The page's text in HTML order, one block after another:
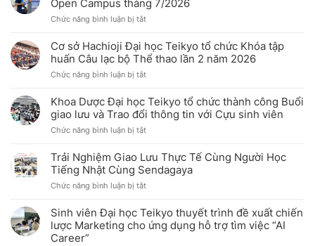
Open Campus tháng 7/2026
Chức năng bình luận bị tắtở
sở
Utsunomiya
tổ
chức
công
Sự
kiện
Open
tháng
7/2026
Cơ sở Hachioji Đại học Teikyo tổ chức Khóa tập
huấn Câu lạc bộ Thể thao lần 2 năm 2026
Chức năng bình luận bị tắtở
sở
Hachioji
Đại
học
tổ
chức
Khóa
tập
Câu
lạc
bộ
Khoa Dược Đại học Teikyo tổ chức thành công Buổi
giao lưu và Trao đổi thông tin với Cựu sinh viên
Chức năng bình luận bị tắtở
Dược
Đại
học
Teikyo
chức
thành
công
Trải Nghiệm Giao Lưu Thực Tế Cùng Người Học
Tiếng Nhật Cùng Sendagaya
Chức năng bình luận bị tắtở
Nghiệm
Giao
Lưu
Sinh viên Đại học Teikyo thuyết trình đề xuất chiến
lược Marketing cho ứng dụng hỗ trợ tìm việc “AI
Career”